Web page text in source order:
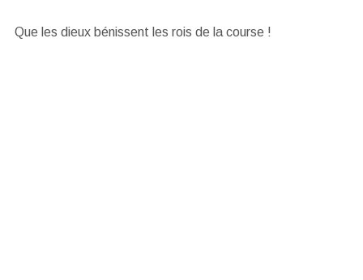
Que les dieux bénissent les rois de la course !